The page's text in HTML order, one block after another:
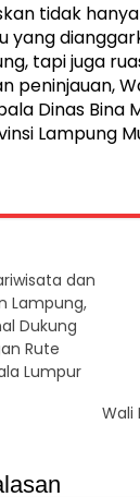
tidak
yang
tapi juga
peninjauan,
Dinas Bina
Lampung
dan
Lampung,
Dukung
Rute
Lumpur
Wali